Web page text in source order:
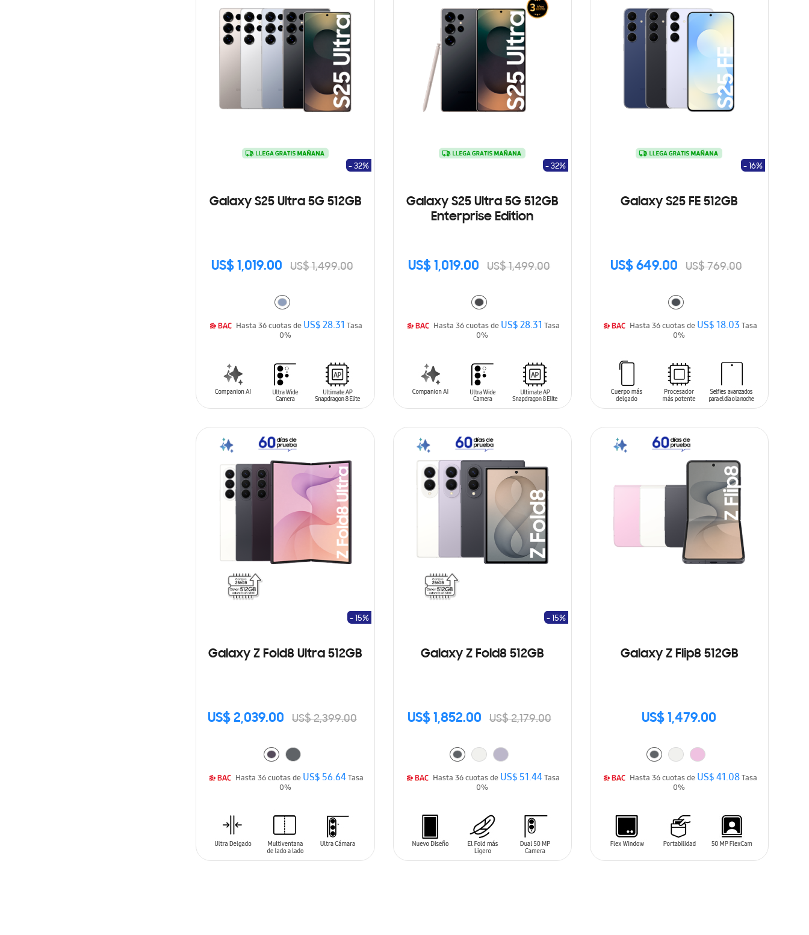
Galaxy S25 Ultra 5G 512GB
US$ 1,019.00 US$ 1,499.00
- 32%
Hasta 36 cuotas deUS$ 28.31 Tasa
0%
AÑADIR AL CARRITO
Galaxy S25 Ultra 5G 512GB
Enterprise Edition
US$ 1,019.00 US$ 1,499.00
- 32%
Hasta 36 cuotas deUS$ 28.31 Tasa
0%
AÑADIR AL CARRITO
Galaxy S25 FE 512GB
US$ 649.00 US$ 769.00
- 16%
Hasta 36 cuotas deUS$ 18.03Tasa
0%
AÑADIR AL CARRITO
Galaxy Z Fold8 Ultra 512GB
US$ 2,039.00 US$ 2,399.00
- 15%
Hasta 36 cuotas deUS$ 56.64Tasa
0%
Galaxy Z Fold8 512GB
US$ 1,852.00 US$ 2,179.00
- 15%
Hasta 36 cuotas deUS$ 51.44Tasa
0%
Galaxy Z Flip8 512GB
US$ 1,479.00
Hasta 36 cuotas deUS$ 41.08Tasa
0%